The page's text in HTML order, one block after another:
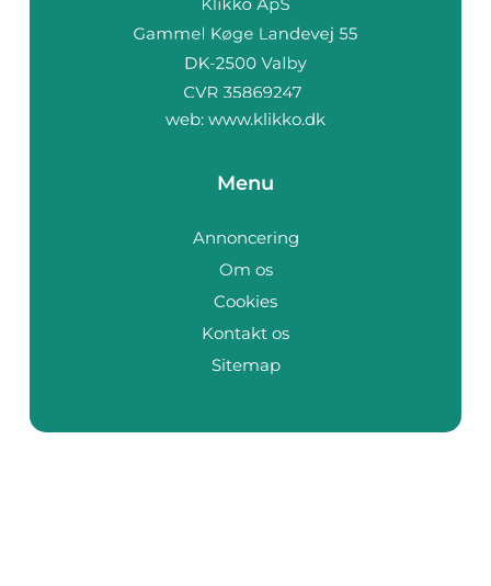
web: www.klikko.dk
Menu
Annoncering
Om os
Cookies
Kontakt os
Sitemap